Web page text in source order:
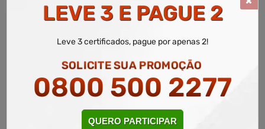
Área Relacionada Normas Regulamentadoras
Alunos Matriculados
CURSO LIVRE DE NR 10 - SEGURANÇA EM INSTALAÇÕES E
WR Educacional Cursos
Área de Normas Regulamentadoras
Curso Livre de NR 10 - Segurança em Instalações e Serviços em Eletricidade
LEVE 3 E PAGUE 2
Leve 3 certificados, pague por apenas 2!
SOLICITE SUA PROMOÇÃO
0800 500 2277
QUERO PARTICIPAR